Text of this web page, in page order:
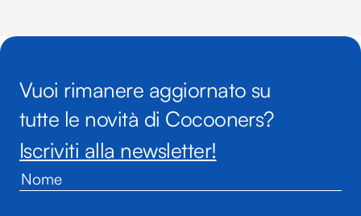
Vuoi rimanere aggiornato su
tutte le novità di Cocooners?
Iscriviti alla newsletter!